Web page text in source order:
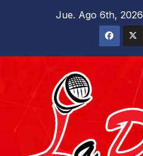
Jue. Ago 6th, 2026